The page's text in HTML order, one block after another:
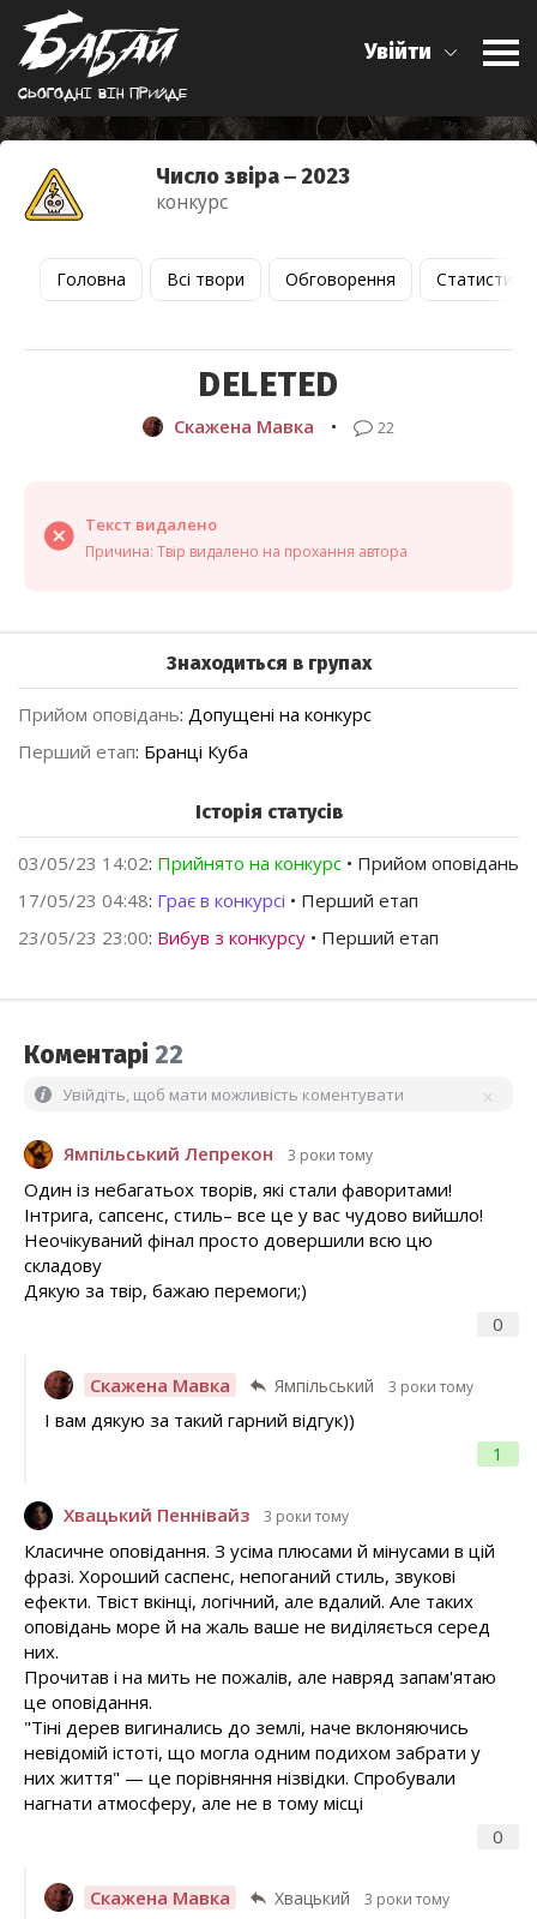
Сьогоднi вiн прийде
Увійти
Число звіра ‒ 2023
конкурс
Головна Всі твори Обговорення Статистика
DELETED
Скажена Мавка • 22
Текст видалено
Причина: Твір видалено на прохання автора
Знаходиться в групах
Прийом оповідань: Допущені на конкурс
Перший етап: Бранці Куба
Історія статусів
03/05/23 14:02: Прийнято на конкурс • Прийом оповідань
17/05/23 04:48: Грає в конкурсі • Перший етап
23/05/23 23:00: Вибув з конкурсу • Перший етап
Коментарі 22
Увійдіть, щоб мати можливість коментувати
Ямпільський Лепрекон 3 роки тому
0
Один із небагатьох творів, які стали фаворитами!
Інтрига, сапсенс, стиль– все це у вас чудово вийшло!
Неочікуваний фінал просто довершили всю цю
складову
Дякую за твір, бажаю перемоги;)
Скажена Мавка Ямпільський 3 роки тому
1
І вам дякую за такий гарний відгук))
Хвацький Пеннівайз 3 роки тому
0
Класичне оповідання. З усіма плюсами й мінусами в цій
фразі. Хороший саспенс, непоганий стиль, звукові
ефекти. Твіст вкінці, логічний, але вдалий. Але таких
оповідань море й на жаль ваше не виділяється серед
них.
Прочитав і на мить не пожалів, але навряд запам'ятаю
це оповідання.
"Тіні дерев вигинались до землі, наче вклоняючись
невідомій істоті, що могла одним подихом забрати у
них життя" — це порівняння нізвідки. Спробували
нагнати атмосферу, але не в тому місці
Скажена Мавка Хвацький 3 роки тому